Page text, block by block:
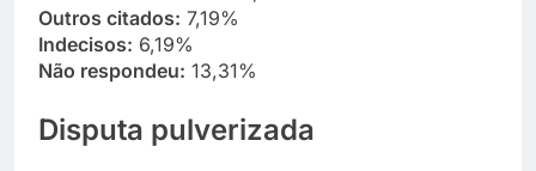
Outros citados: 7,19%
Indecisos: 6,19%
Não respondeu: 13,31%
Disputa pulverizada